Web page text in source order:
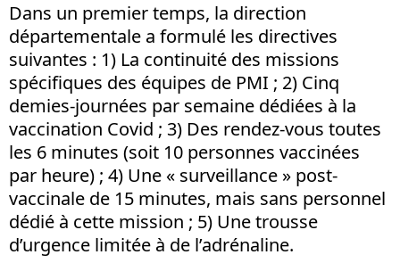
Dans un premier temps, la direction
départementale a formulé les directives
suivantes : 1) La continuité des missions
spécifiques des équipes de PMI ; 2) Cinq
demies-journées par semaine dédiées à la
vaccination Covid ; 3) Des rendez-vous toutes
les 6 minutes (soit 10 personnes vaccinées
par heure) ; 4) Une « surveillance » post-
vaccinale de 15 minutes, mais sans personnel
dédié à cette mission ; 5) Une trousse
d’urgence limitée à de l’adrénaline.